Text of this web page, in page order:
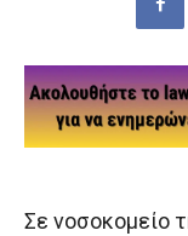
Σε νοσοκομείο